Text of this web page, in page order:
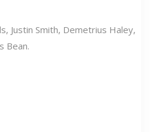
Justin Smith, Demetrius Haley,
Bean.